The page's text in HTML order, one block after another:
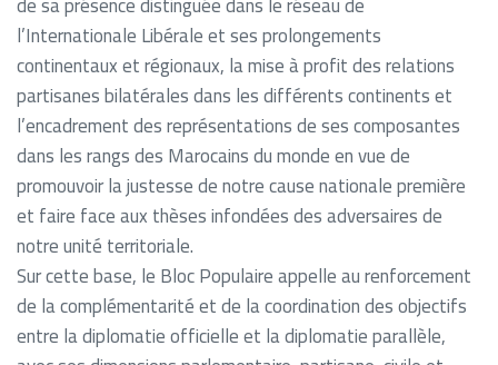
l’Internationale Libérale et ses prolongements
continentaux et régionaux, la mise à profit des relations
partisanes bilatérales dans les différents continents et
l’encadrement des représentations de ses composantes
dans les rangs des Marocains du monde en vue de
promouvoir la justesse de notre cause nationale première
et faire face aux thèses infondées des adversaires de
notre unité territoriale.
Sur cette base, le Bloc Populaire appelle au renforcement
de la complémentarité et de la coordination des objectifs
entre la diplomatie officielle et la diplomatie parallèle,